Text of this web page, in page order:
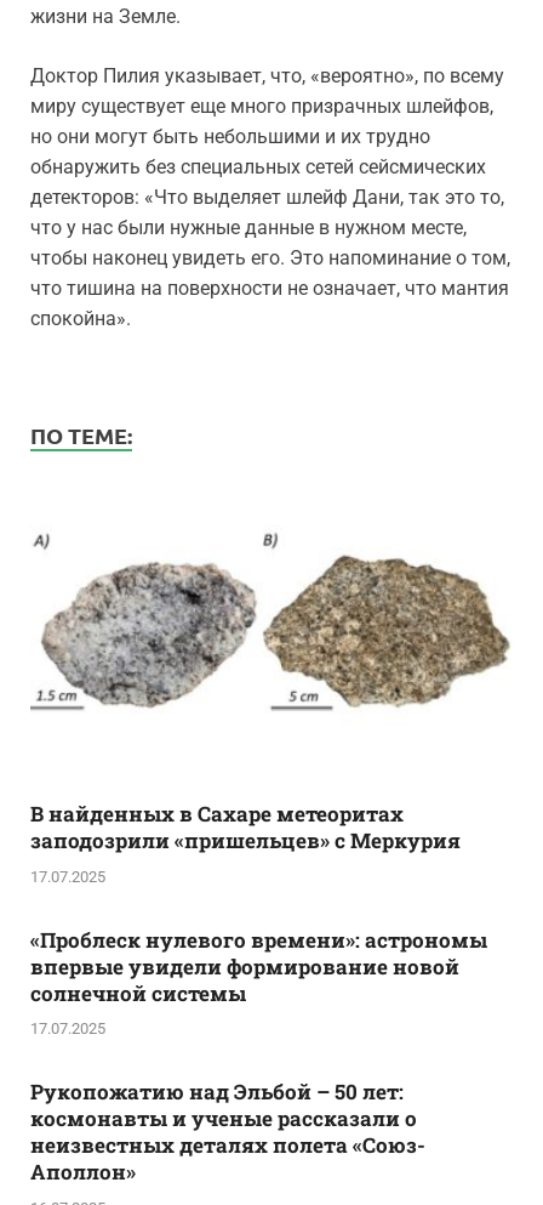
жизни на Земле.
Доктор Пилия указывает, что, «вероятно», по всему
миру существует еще много призрачных шлейфов,
но они могут быть небольшими и их трудно
обнаружить без специальных сетей сейсмических
детекторов: «Что выделяет шлейф Дани, так это то,
что у нас были нужные данные в нужном месте,
чтобы наконец увидеть его. Это напоминание о том,
что тишина на поверхности не означает, что мантия
спокойна».
ПО ТЕМЕ:
В найденных в Сахаре метеоритах
заподозрили «пришельцев» с Меркурия
17.07.2025
«Проблеск нулевого времени»: астрономы
впервые увидели формирование новой
солнечной системы
17.07.2025
Рукопожатию над Эльбой – 50 лет:
космонавты и ученые рассказали о
неизвестных деталях полета «Союз-
Аполлон»